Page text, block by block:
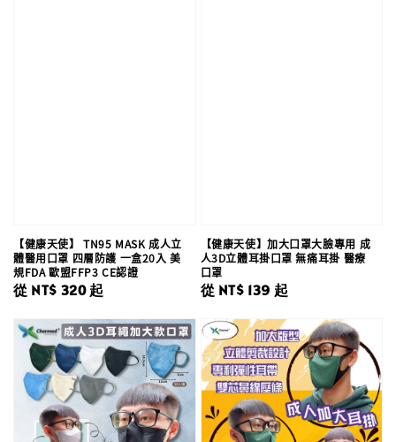
【健康天使】 TN95 MASK 成人立
體醫用口罩 四層防護 一盒20入 美
規FDA 歐盟FFP3 CE認證
Regular
從 NT$ 320起
【健康天使】加大口罩大臉專用 成
人3D立體耳掛口罩 無痛耳掛 醫療
口罩
Regular
從 NT$ 139 起